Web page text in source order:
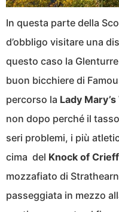
In questa parte della
d’obbligo visitare una
questo caso la
buon bicchiere di
percorso la Lady Mary’s
non dopo perché il
seri problemi, i più
cima del Knock of Crieff
mozzafiato di
passeggiata in mezzo